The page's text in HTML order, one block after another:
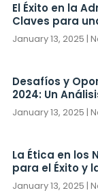
El Éxito en la
Claves para
January 13, 2025
Desafíos y
2024: Un
January 13, 2025
La Ética en los
para el Éxito y
January 13, 2025